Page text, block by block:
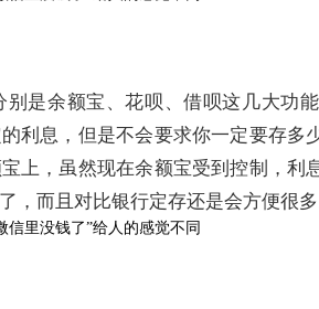
是余额宝、花呗、借呗这几大功
利息，但是不会要求你一定要存多
上，虽然现在余额宝受到控制，利
，而且对比银行定存还是会方便很多